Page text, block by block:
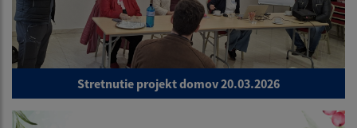
Stretnutie projekt domov 20.03.2026